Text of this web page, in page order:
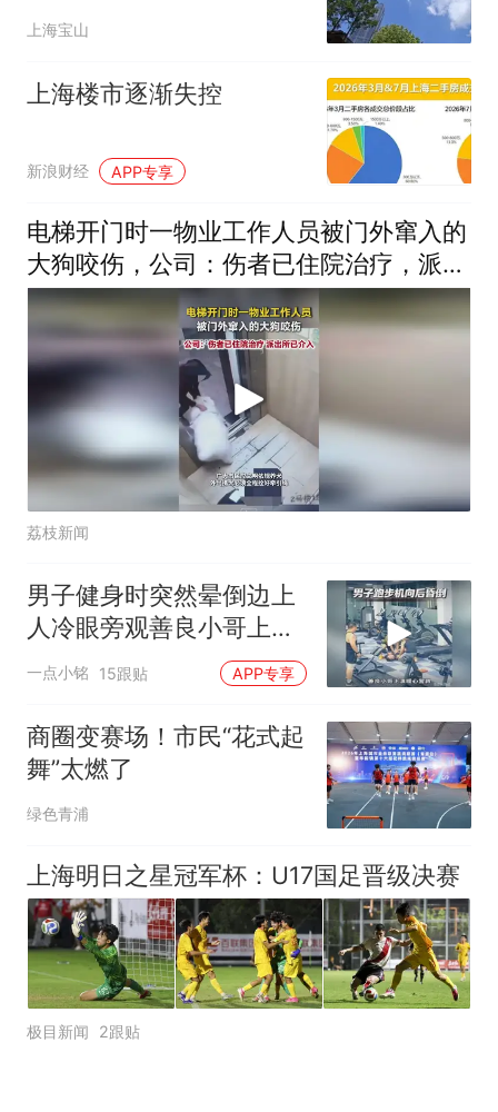
4天→
上海宝山
上海楼市逐渐失控
新浪财经 APP专享
电梯开门时一物业工作人员被门外窜入的
大狗咬伤，公司：伤者已住院治疗，派出
所已介入
荔枝新闻
男子健身时突然晕倒边上
人冷眼旁观善良小哥上演
暖心营救
一点小铭 15跟贴 APP专享
商圈变赛场！市民“花式起
舞”太燃了
绿色青浦
上海明日之星冠军杯：U17国足晋级决赛
极目新闻 2跟贴